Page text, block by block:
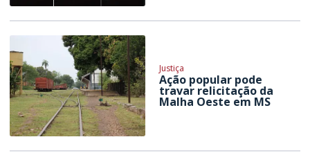
Justiça
Ação popular pode
travar relicitação da
Malha Oeste em MS